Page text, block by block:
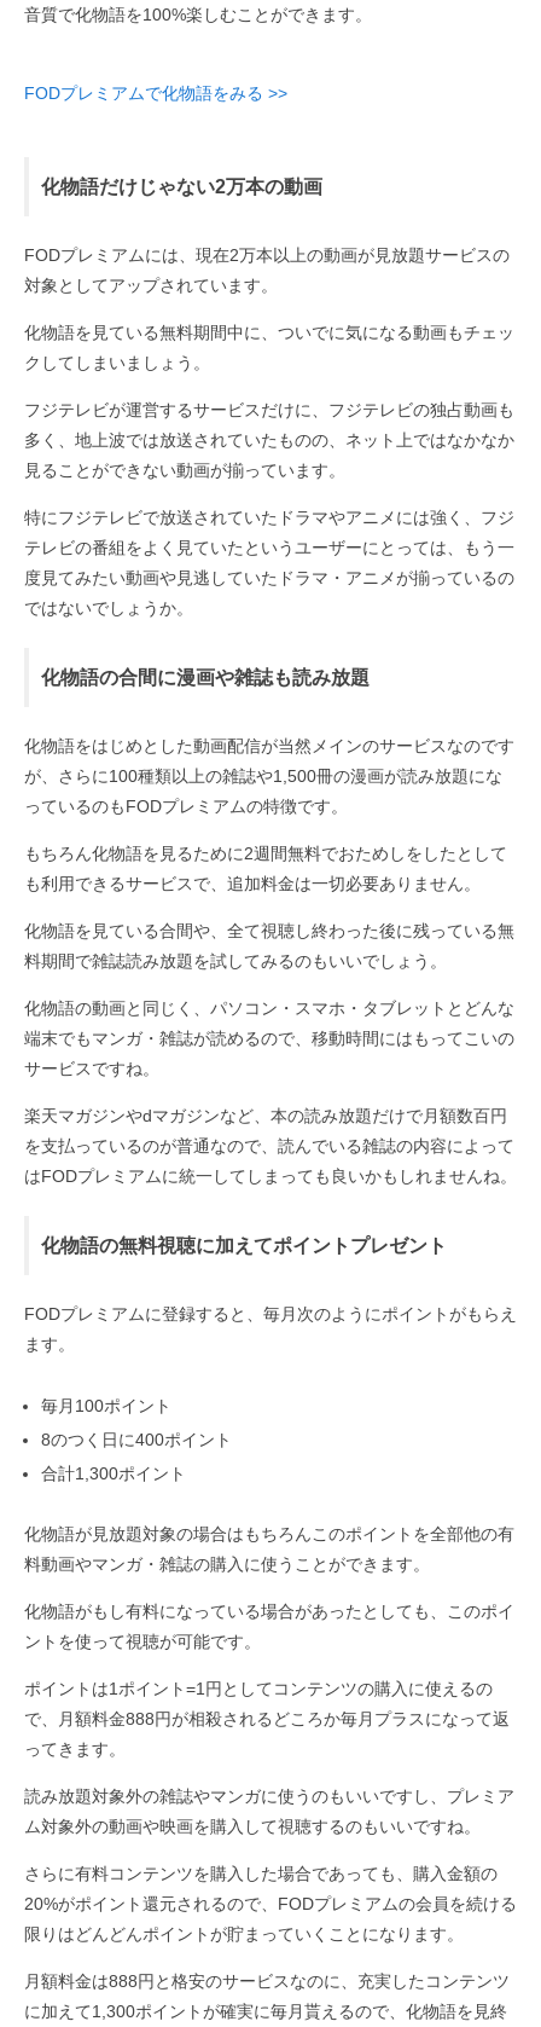
音質で化物語を100%楽しむことができます。
FODプレミアムで化物語をみる >>
化物語だけじゃない2万本の動画
FODプレミアムには、現在2万本以上の動画が見放題サービスの
対象としてアップされています。
化物語を見ている無料期間中に、ついでに気になる動画もチェッ
クしてしまいましょう。
フジテレビが運営するサービスだけに、フジテレビの独占動画も
多く、地上波では放送されていたものの、ネット上ではなかなか
見ることができない動画が揃っています。
特にフジテレビで放送されていたドラマやアニメには強く、フジ
テレビの番組をよく見ていたというユーザーにとっては、もう一
度見てみたい動画や見逃していたドラマ・アニメが揃っているの
ではないでしょうか。
化物語の合間に漫画や雑誌も読み放題
化物語をはじめとした動画配信が当然メインのサービスなのです
が、さらに100種類以上の雑誌や1,500冊の漫画が読み放題にな
っているのもFODプレミアムの特徴です。
もちろん化物語を見るために2週間無料でおためしをしたとして
も利用できるサービスで、追加料金は一切必要ありません。
化物語を見ている合間や、全て視聴し終わった後に残っている無
料期間で雑誌読み放題を試してみるのもいいでしょう。
化物語の動画と同じく、パソコン・スマホ・タブレットとどんな
端末でもマンガ・雑誌が読めるので、移動時間にはもってこいの
サービスですね。
楽天マガジンやdマガジンなど、本の読み放題だけで月額数百円
を支払っているのが普通なので、読んでいる雑誌の内容によって
はFODプレミアムに統一してしまっても良いかもしれませんね。
化物語の無料視聴に加えてポイントプレゼント
FODプレミアムに登録すると、毎月次のようにポイントがもらえ
ます。
毎月100ポイント
8のつく日に400ポイント
合計1,300ポイント
化物語が見放題対象の場合はもちろんこのポイントを全部他の有
料動画やマンガ・雑誌の購入に使うことができます。
化物語がもし有料になっている場合があったとしても、このポイ
ントを使って視聴が可能です。
ポイントは1ポイント=1円としてコンテンツの購入に使えるの
で、月額料金888円が相殺されるどころか毎月プラスになって返
ってきます。
読み放題対象外の雑誌やマンガに使うのもいいですし、プレミア
ム対象外の動画や映画を購入して視聴するのもいいですね。
さらに有料コンテンツを購入した場合であっても、購入金額の
20%がポイント還元されるので、FODプレミアムの会員を続ける
限りはどんどんポイントが貯まっていくことになります。
月額料金は888円と格安のサービスなのに、充実したコンテンツ
に加えて1,300ポイントが確実に毎月貰えるので、化物語を見終